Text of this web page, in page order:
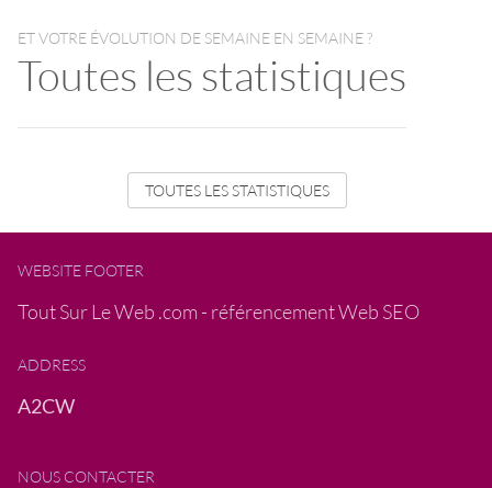
ET VOTRE ÉVOLUTION DE SEMAINE EN SEMAINE ?
Toutes les statistiques
TOUTES LES STATISTIQUES
WEBSITE FOOTER
Tout Sur Le Web .com - référencement Web SEO
ADDRESS
A2CW
NOUS CONTACTER